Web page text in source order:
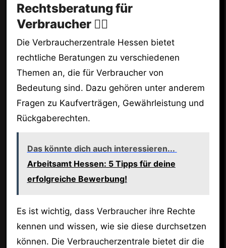
Rechtsberatung für
Verbraucher 🧑‍⚖️
Die Verbraucherzentrale Hessen bietet
rechtliche Beratungen zu verschiedenen
Themen an, die für Verbraucher von
Bedeutung sind. Dazu gehören unter anderem
Fragen zu Kaufverträgen, Gewährleistung und
Rückgaberechten.
Das könnte dich auch interessieren...
Arbeitsamt Hessen: 5 Tipps für deine
erfolgreiche Bewerbung!
Es ist wichtig, dass Verbraucher ihre Rechte
kennen und wissen, wie sie diese durchsetzen
können. Die Verbraucherzentrale bietet dir die